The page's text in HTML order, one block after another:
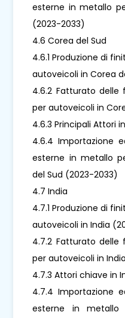
esterne in metallo
(2023-2033)
4.6 Corea del Sud
4.6.1 Produzione di
autoveicoli in Corea
4.6.2 Fatturato
per autoveicoli in
4.6.3 Principali Attori
4.6.4 Importazione
esterne in metallo
del Sud (2023-2033)
4.7 India
4.7.1 Produzione di
autoveicoli in India
4.7.2 Fatturato
per autoveicoli in
4.7.3 Attori chiave in
4.7.4 Importazione
esterne in metallo